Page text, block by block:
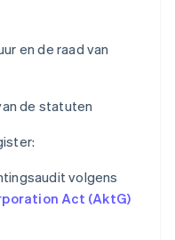
en de raad van
de statuten
volgens
Act (AktG)